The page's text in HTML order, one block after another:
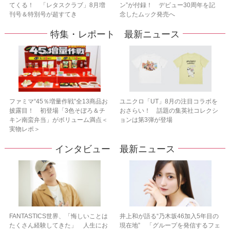
てくる！ 「レタスクラブ」8月増
刊号＆特別号が超すてき
ン”が付録！ デビュー30周年を記
念したムック発売へ
特集・レポート 最新ニュース
ファミマ“45％増量作戦”全13商品お
披露目！ 初登場「3色そぼろ＆チ
キン南蛮弁当」がボリューム満点＜
実物レポ＞
ユニクロ「UT」8月の注目コラボを
おさらい！ 話題の集英社コレクシ
ョンは第3弾が登場
インタビュー 最新ニュース
FANTASTICS世界、「悔しいことは
たくさん経験してきた」 人生にお
井上和が語る“乃木坂46加入5年目の
現在地” 「グループを発信するフェ